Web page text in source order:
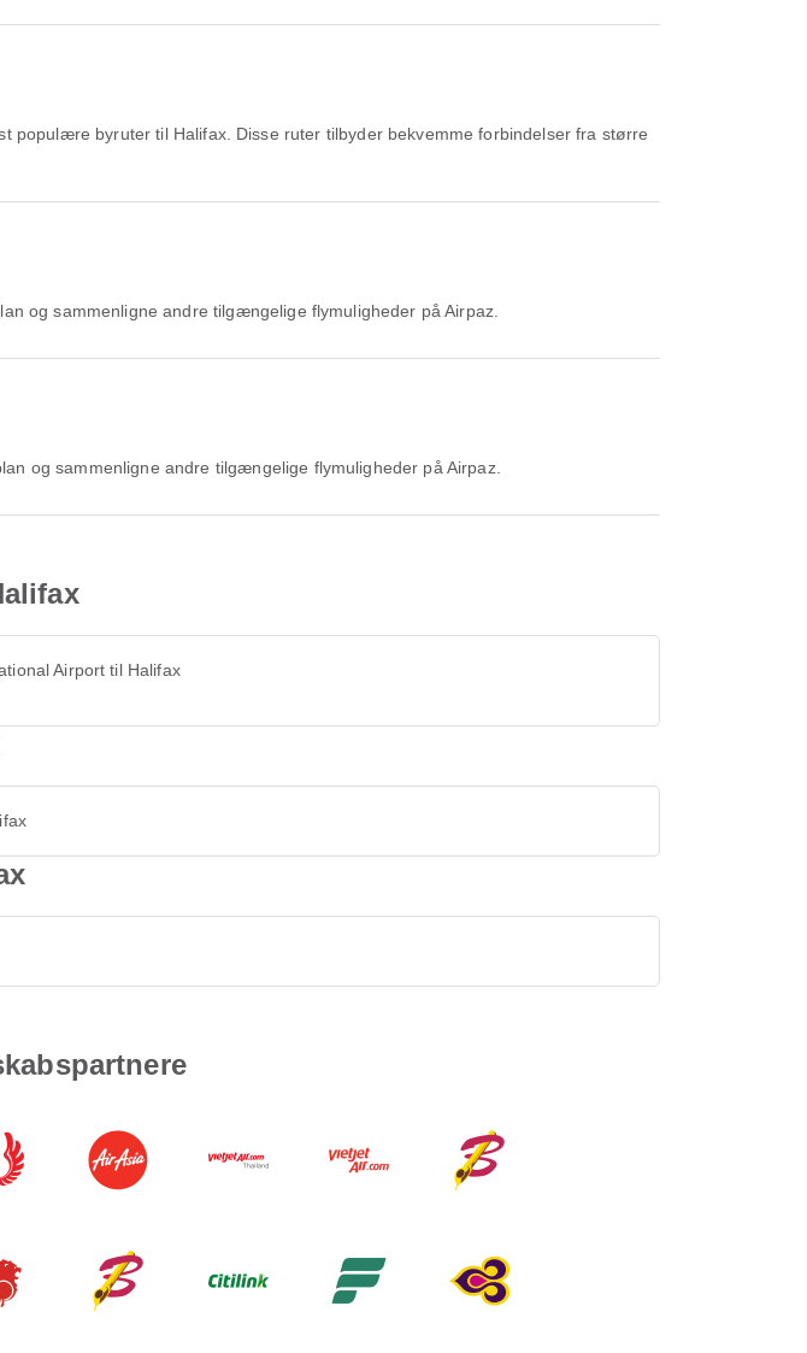
populære byruter til Halifax. Disse ruter tilbyder bekvemme forbindelser fra større
og sammenligne andre tilgængelige flymuligheder på Airpaz.
og sammenligne andre tilgængelige flymuligheder på Airpaz.
Airport til Halifax